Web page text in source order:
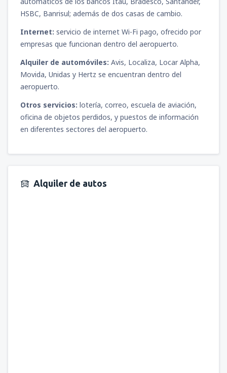
desdePiura, Capitán FAP Guillermo
Concha Iberico (PIU)
HSBC, Banrisul; además de dos casas de cambio.
Internet: servicio de internet Wi-Fi pago, ofrecido por
empresas que funcionan dentro del aeropuerto.
Alquiler de automóviles: Avis, Localiza, Locar Alpha,
Movida, Unidas y Hertz se encuentran dentro del
aeropuerto.
Otros servicios: lotería, correo, escuela de aviación,
oficina de objetos perdidos, y puestos de información
en diferentes sectores del aeropuerto.
Alquiler de autos